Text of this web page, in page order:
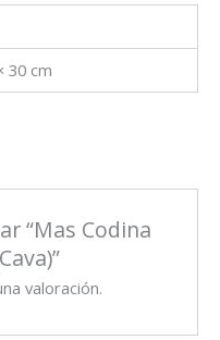
30 cm
“Mas Codina
valoración.